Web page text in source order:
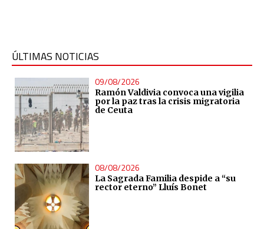
ÚLTIMAS NOTICIAS
09/08/2026
Ramón Valdivia convoca una vigilia
por la paz tras la crisis migratoria
de Ceuta
08/08/2026
La Sagrada Familia despide a “su
rector eterno” Lluís Bonet